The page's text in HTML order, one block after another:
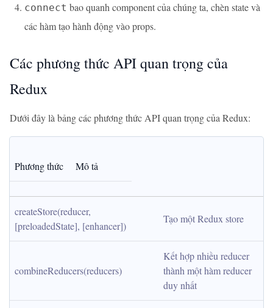
connect bao quanh component của chúng ta, chèn state và
các hàm tạo hành động vào props.
Các phương thức API quan trọng của
Redux
Dưới đây là bảng các phương thức API quan trọng của Redux:
Phương thức Mô tả
createStore(reducer,
[preloadedState], [enhancer])
Tạo một Redux store
combineReducers(reducers)
Kết hợp nhiều reducer
thành một hàm reducer
duy nhất